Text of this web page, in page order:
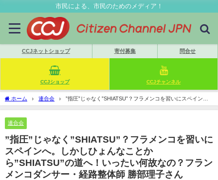
市民による、市民のためのメディア！
CCJネットショップ 寄付募集 問合せ
CCJショップ CCJチャンネル
ホーム 連合会
”指圧”じゃなく”SHIATSU”？フラメンコを習いにスペイン
へ。しかしひょんなことから”SHIATSU”の道へ！いったい何故なの？フランメンコダン
連合会
”指圧”じゃなく”SHIATSU”？フラメンコを習いに
スペインへ。しかしひょんなことか
ら”SHIATSU”の道へ！いったい何故なの？フラン
メンコダンサー・経路整体師 勝部理子さん